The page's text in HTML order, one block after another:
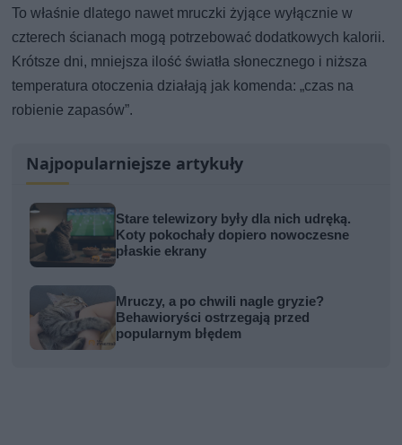
To właśnie dlatego nawet mruczki żyjące wyłącznie w
czterech ścianach mogą potrzebować dodatkowych kalorii.
Krótsze dni, mniejsza ilość światła słonecznego i niższa
temperatura otoczenia działają jak komenda: „czas na
robienie zapasów”.
Najpopularniejsze artykuły
Stare telewizory były dla nich udręką.
Koty pokochały dopiero nowoczesne
płaskie ekrany
Mruczy, a po chwili nagle gryzie?
Behawioryści ostrzegają przed
popularnym błędem